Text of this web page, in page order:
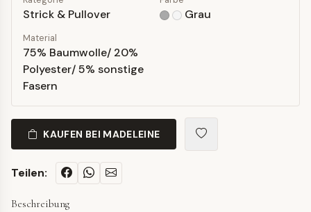
Strick & Pullover Grau
Material
75% Baumwolle/ 20%
Polyester/ 5% sonstige
Fasern
KAUFEN BEI MADELEINE
Teilen:
Beschreibung